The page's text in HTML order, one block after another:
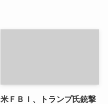
米ＦＢＩ、トランプ氏銃撃